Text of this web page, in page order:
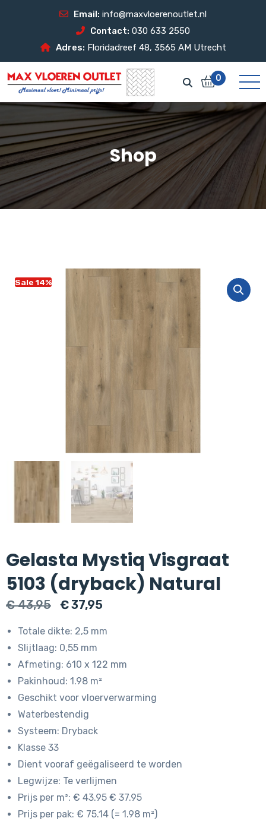
Email: info@maxvloerenoutlet.nl
Contact: 030 633 2550
Adres: Floridadreef 48, 3565 AM Utrecht
0
Shop
Sale 14%
Gelasta Mystiq Visgraat
5103 (dryback) Natural
€43,95
Oorspronkelijke
€ 43,95.
€37,95
€ 37,95.
Totale dikte: 2,5 mm
Slijtlaag: 0,55 mm
Afmeting: 610 x 122 mm
Pakinhoud: 1.98 m²
Geschikt voor vloerverwarming
Waterbestendig
Systeem: Dryback
Klasse 33
Dient vooraf geëgaliseerd te worden
Legwijze: Te verlijmen
Prijs per m²: € 43.95 € 37.95
Prijs per pak: € 75.14 (= 1.98 m²)